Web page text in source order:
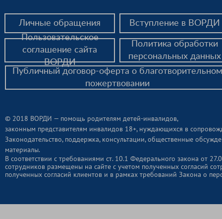
Личные обращения
Вступление в ВОРДИ
Пользовательское
соглашение сайта
ВОРДИ
© 2018 ВОРДИ — помощь родителям детей-инвалидов,
законным представителям инвалидов 18+, нуждающихся в
Законодательство, поддержка, консультации, общественные
материалы.
Политика обработки
персональных данных
Публичный договор-оферта о благотворительном
пожертвовании
В соответствии с требованиями ст. 10.1 Федерального закона от
сотрудников размещены на сайте с учетом полученных согласий
полученных согласий клиентов и в рамках требований Закона о